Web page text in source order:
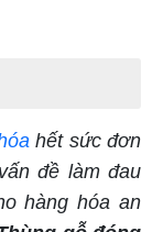
hết sức đơn
đề làm đau
hàng hóa an